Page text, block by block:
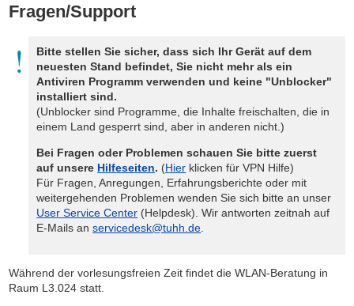
Fragen/Support
Bitte stellen Sie sicher, dass sich Ihr Gerät auf dem
neuesten Stand befindet, Sie nicht mehr als ein
Antiviren Programm verwenden und keine "Unblocker"
installiert sind.
(Unblocker sind Programme, die Inhalte freischalten, die in
einem Land gesperrt sind, aber in anderen nicht.)
Bei Fragen oder Problemen schauen Sie bitte zuerst
auf unsere Hilfeseiten. (Hier klicken für VPN Hilfe)
Für Fragen, Anregungen, Erfahrungsberichte oder mit
weitergehenden Problemen wenden Sie sich bitte an unser
User Service Center (Helpdesk). Wir antworten zeitnah auf
E-Mails anservicedesk@tuhh.de
Während der vorlesungsfreien Zeit findet die WLAN-Beratung in
Raum L3.024 statt.